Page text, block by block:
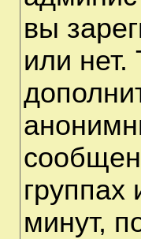
вы
или
группах
минут,